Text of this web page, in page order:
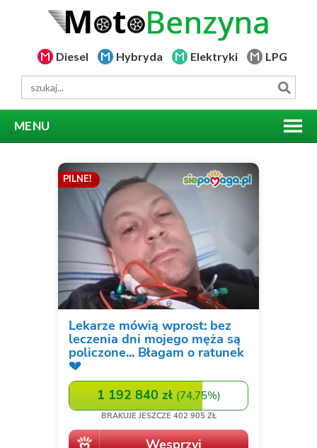
Diesel Hybryda Elektryki LPG
MENU